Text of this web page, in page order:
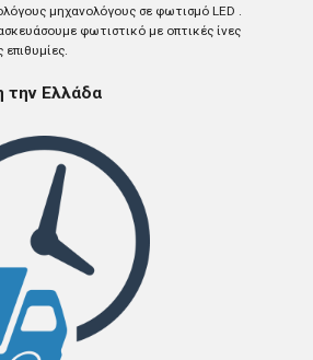
μηχανολόγους σε φωτισμό LED .
φωτιστικό με οπτικές ίνες
την Ελλάδα